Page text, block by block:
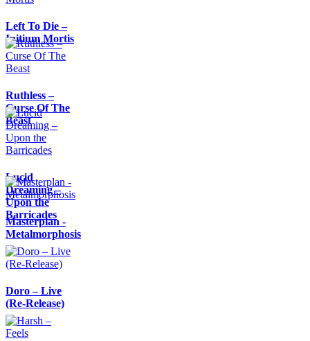
Left To Die –
Initium Mortis
Ruthless –
Curse Of The
Beast
Lucid
Dreaming –
Upon the
Barricades
Masterplan -
Metalmorphosis
Doro – Live
(Re-Release)